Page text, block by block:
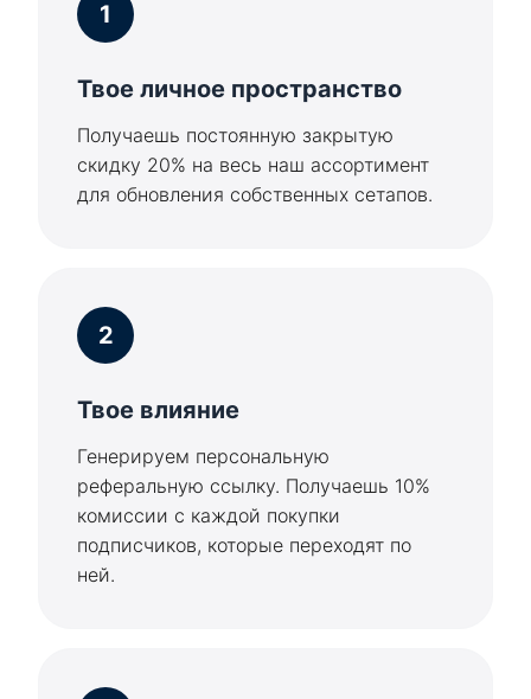
1
Твое личное пространство
Получаешь постоянную закрытую
скидку 20% на весь наш ассортимент
для обновления собственных сетапов.
2
Твое влияние
Генерируем персональную
реферальную ссылку. Получаешь 10%
комиссии с каждой покупки
подписчиков, которые переходят по
ней.